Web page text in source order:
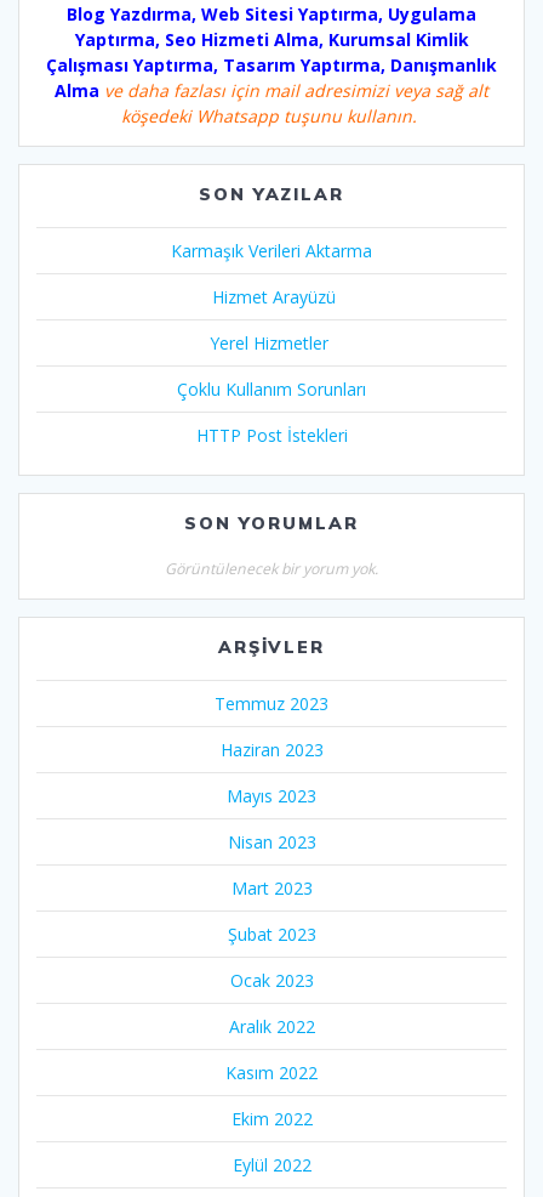
Blog Yazdırma, Web Sitesi Yaptırma, Uygulama
Yaptırma, Seo Hizmeti Alma, Kurumsal Kimlik
Çalışması Yaptırma, Tasarım Yaptırma, Danışmanlık
Alma ve daha fazlası için mail adresimizi veya sağ alt
köşedeki Whatsapp tuşunu kullanın.
SON YAZILAR
Karmaşık Verileri Aktarma
Hizmet Arayüzü
Yerel Hizmetler
Çoklu Kullanım Sorunları
HTTP Post İstekleri
SON YORUMLAR
Görüntülenecek bir yorum yok.
ARŞIVLER
Temmuz 2023
Haziran 2023
Mayıs 2023
Nisan 2023
Mart 2023
Şubat 2023
Ocak 2023
Aralık 2022
Kasım 2022
Ekim 2022
Eylül 2022